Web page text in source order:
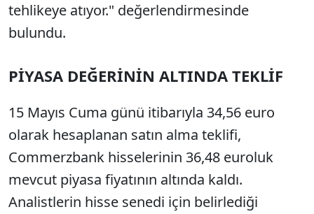
tehlikeye atıyor." değerlendirmesinde
bulundu.
PİYASA DEĞERİNİN ALTINDA TEKLİF
15 Mayıs Cuma günü itibarıyla 34,56 euro
olarak hesaplanan satın alma teklifi,
Commerzbank hisselerinin 36,48 euroluk
mevcut piyasa fiyatının altında kaldı.
Analistlerin hisse senedi için belirlediği